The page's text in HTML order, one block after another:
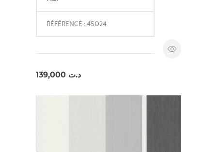
RÉFÉRENCE : 45024
د.ت